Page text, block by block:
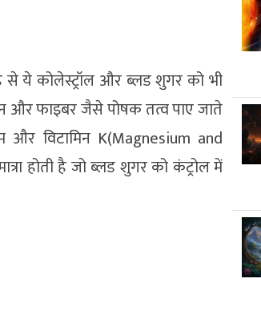
से ये कोलेस्ट्रॉल और ब्लड शुगर को भी
और फाइबर जैसे पोषक तत्व पाए जाते
और विटामिन K(Magnesium and
होती है जो ब्लड शुगर को कंट्रोल में